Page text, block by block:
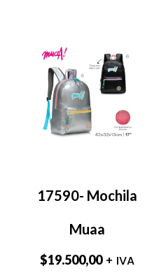
17590- Mochila
Muaa
$19.500,00 + IVA